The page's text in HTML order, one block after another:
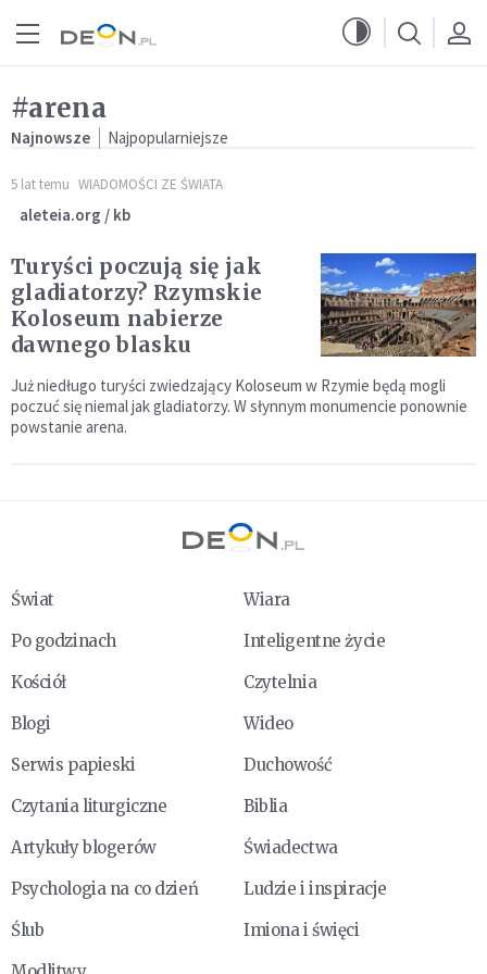
#arena
Najnowsze Najpopularniejsze
5 lat temu WIADOMOŚCI ZE ŚWIATA
aleteia.org / kb
Turyści poczują się jak
gladiatorzy? Rzymskie
Koloseum nabierze
dawnego blasku
Już niedługo turyści zwiedzający Koloseum w Rzymie będą mogli
poczuć się niemal jak gladiatorzy. W słynnym monumencie ponownie
powstanie arena.
Świat
Wiara
Po godzinach
Inteligentne życie
Kościół
Czytelnia
Blogi
Wideo
Serwis papieski
Duchowość
Czytania liturgiczne
Biblia
Artykuły blogerów
Świadectwa
Psychologia na co dzień
Ludzie i inspiracje
Ślub
Imiona i święci